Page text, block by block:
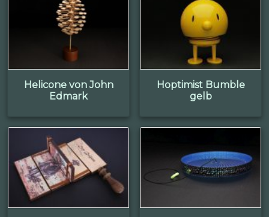
Helicone von John
Edmark
Hoptimist Bumble
gelb